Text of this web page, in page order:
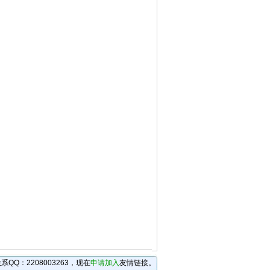
11 09:57
QQ：2208003263，现在申请加入友情链接。